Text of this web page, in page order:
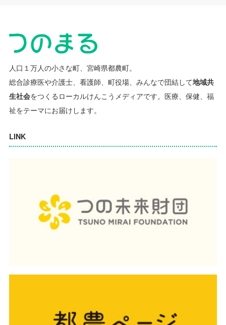
人口１万人の小さな町、宮崎県都農町。
総合診療医や介護士、看護師、町役場、みんなで団結して地域共
生社会をつくるローカルけんこうメディアです。 医療、保健、福
祉をテーマにお届けします。
LINK